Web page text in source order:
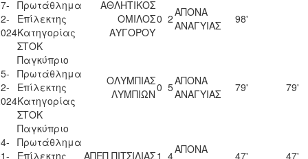
Πρωτάθλημα
Επίλεκτης
Κατηγορίας
ΣΤΟΚ
ΑΘΛΗΤΙΚΟΣ
ΟΜΙΛΟΣ
ΑΥΓΟΡΟΥ
0 2ΑΠΟΝΑ
ΑΝΑΓΥΙΑΣ
98'
Παγκύπριο
Πρωτάθλημα
Επίλεκτης
Κατηγορίας
ΣΤΟΚ
ΟΛΥΜΠΙΑΣ
ΛΥΜΠΙΩΝ0 5ΑΠΟΝΑ
ΑΝΑΓΥΙΑΣ
79' 79'
Παγκύπριο
Πρωτάθλημα
Επίλεκτης
ΑΠΕΠ ΠΙΤΣΙΛΙΑΣ1 4ΑΠΟΝΑ
47' 47'